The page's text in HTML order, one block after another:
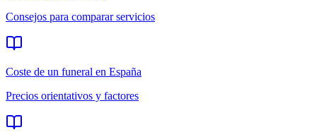
Consejos para comparar servicios
Coste de un funeral en España
Precios orientativos y factores